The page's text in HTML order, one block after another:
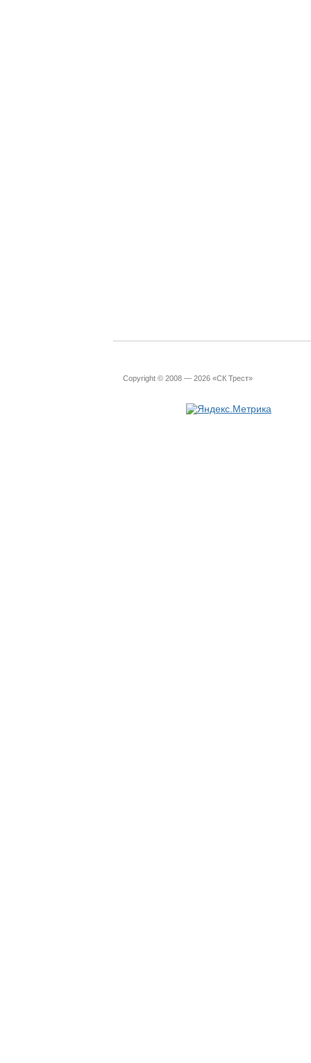
Copyright © 2008 — 2026 «СК Трест»